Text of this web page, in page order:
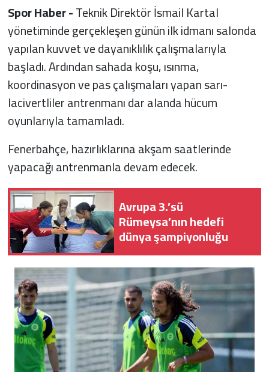
Spor Haber -Teknik Direktör İsmail Kartal
yönetiminde gerçekleşen günün ilk idmanı salonda
yapılan kuvvet ve dayanıklılık çalışmalarıyla
başladı. Ardından sahada koşu, ısınma,
koordinasyon ve pas çalışmaları yapan sarı-
lacivertliler antrenmanı dar alanda hücum
oyunlarıyla tamamladı.
Fenerbahçe, hazırlıklarına akşam saatlerinde
yapacağı antrenmanla devam edecek.
Avrupa 3.’sü
Rümeysa’nın hedefi
dünya şampiyonluğu